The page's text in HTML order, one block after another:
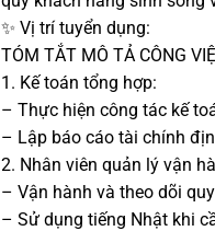
✨ Vị trí tuyển dụng:
TÓM TẮT MÔ TẢ CÔNG
1. Kế toán tổng hợp:
– Thực hiện công tác kế
– Lập báo cáo tài chính
2. Nhân viên quản lý vận
– Vận hành và theo dõi
– Sử dụng tiếng Nhật khi